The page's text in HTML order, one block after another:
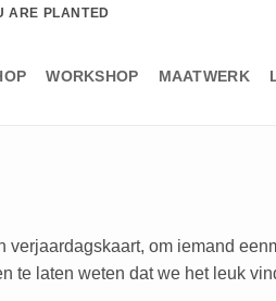
ARE PLANTED
WORKSHOP MAATWERK
verjaardagskaart, om iemand
te laten weten dat we het leuk